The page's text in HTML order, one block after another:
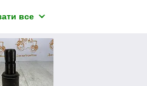
вузол у передбаченій для цього
мосту біля тракторів
де у другому розміщені:
для його блокування;
все